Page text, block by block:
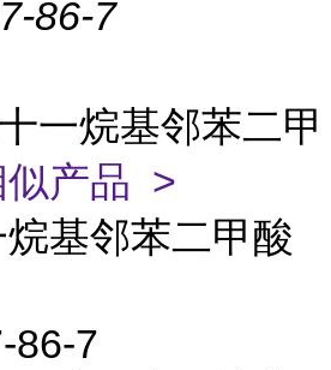
86-7
一烷基邻苯二甲
似产品 >
基邻苯二甲酸
86-7